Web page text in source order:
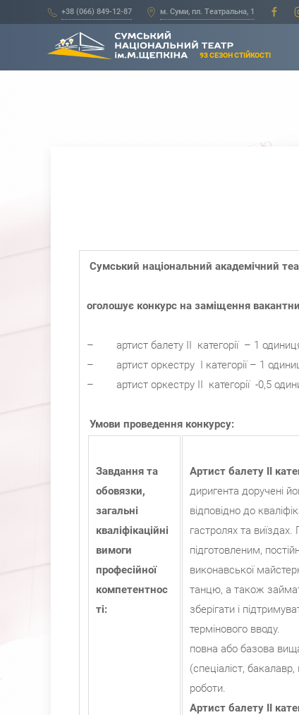
+38 (066) 849-12-87 м. Суми, пл. Театральна, 1
93 СЕЗОН СТІЙКОСТІ
Сумський національний академічний
оголошує конкурс на заміщення
– артист балету II категорії – 1
– артист оркестру I категорії – 1
– артист оркестру II категорії -0,5
Умови проведення конкурсу:
Завдання та
обовязки,
загальні
кваліфікаційні
вимоги
професійної
компетентнос
ті:
Артист балету II
диригента доручені
відповідно до
гастролях та виїздах.
підготовленим,
виконавської
танцю, а також
зберігати і
термінового вводу.
повна або базова
(спеціаліст,
роботи.
Артист балету II